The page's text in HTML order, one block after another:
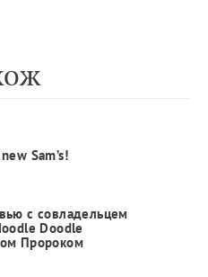
Sam’s!
с совладельцем
Doodle
Пророком